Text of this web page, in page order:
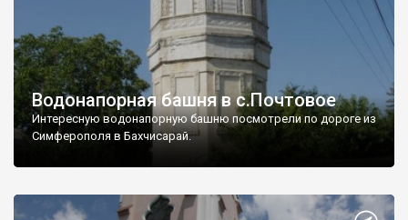
Водонапорная башня в с.Почтовое
Интересную водонапорную башню посмотрели по дороге из
Симферополя в Бахчисарай.